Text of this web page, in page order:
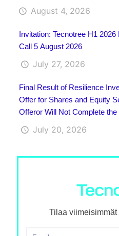
August 4, 2026
Invitation: Tecnotree H1
Call 5 August 2026
July 27, 2026
Final Result of Resilience
Offer for Shares and Equity
Offeror Will Not Complete the
July 20, 2026
Tilaa